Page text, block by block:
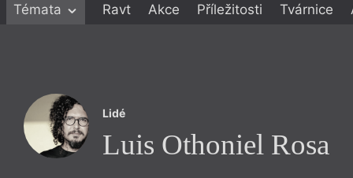
Témata Ravt Akce Příležitosti Tvárnice
Lidé
Luis Othoniel Rosa